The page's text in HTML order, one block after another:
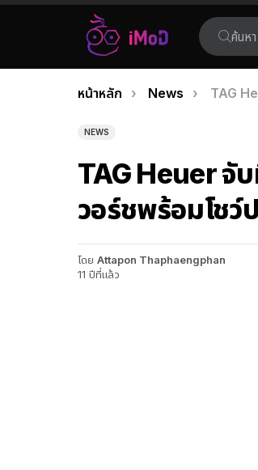
ค้นหา:
เรื่อง
ล่าสุด
คุณอยู่ที่นี่:
หน้าหลัก News TAG
NEWS
TAG Heuer จั
วอร์ชพร้อมโชว์
โดย Attapon Thaphaengphan
11 ปีที่แล้ว